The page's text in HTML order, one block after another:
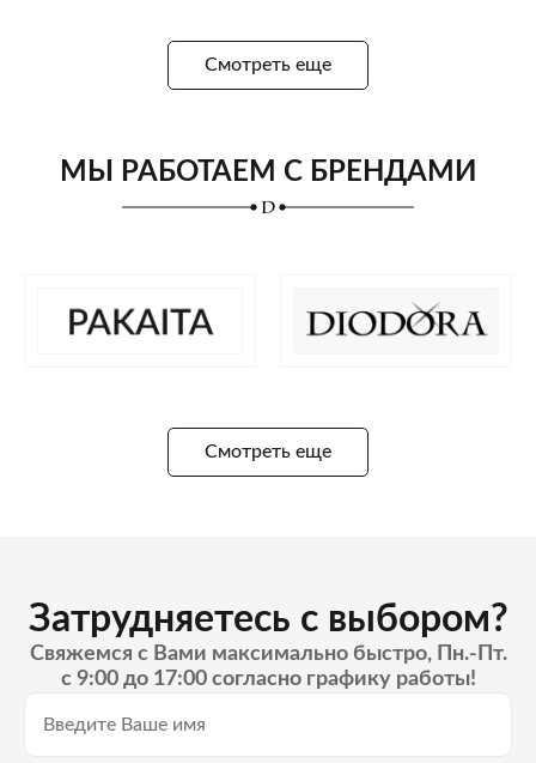
Смотреть еще
МЫ РАБОТАЕМ С БРЕНДАМИ
Смотреть еще
Затрудняетесь с выбором?
Свяжемся с Вами максимально быстро, Пн.-Пт.
с 9:00 до 17:00 согласно графику работы!